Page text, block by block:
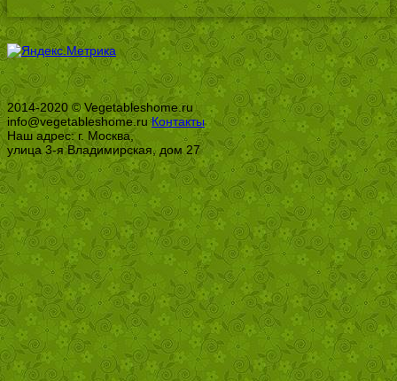
2014-2020 © Vegetableshome.ru
info@vegetableshome.ruКонтакты
Наш адрес: г. Москва,
улица 3-я Владимирская, дом 27